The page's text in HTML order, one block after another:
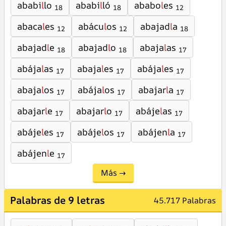
ababillo 18 ababilló 18 ababoles 12
abacales 12 abáculos 12 abajadla 18
abajadle 18 abajadlo 18 abajalas 17
abájalas 17 abajales 17 abájales 17
abajalos 17 abájalos 17 abajarla 17
abajarle 17 abajarlo 17 abájelas 17
abájeles 17 abájelos 17 abájenla 17
abájenle 17
Más →
Palabras de 9 letras 45.717 Palabras